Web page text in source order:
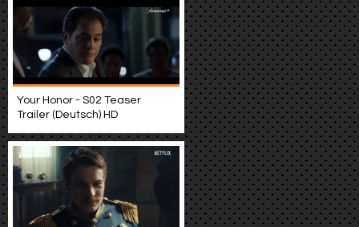
Your Honor - S02 Teaser
Trailer (Deutsch) HD